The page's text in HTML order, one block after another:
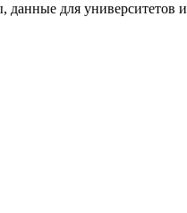
данные для университетов и